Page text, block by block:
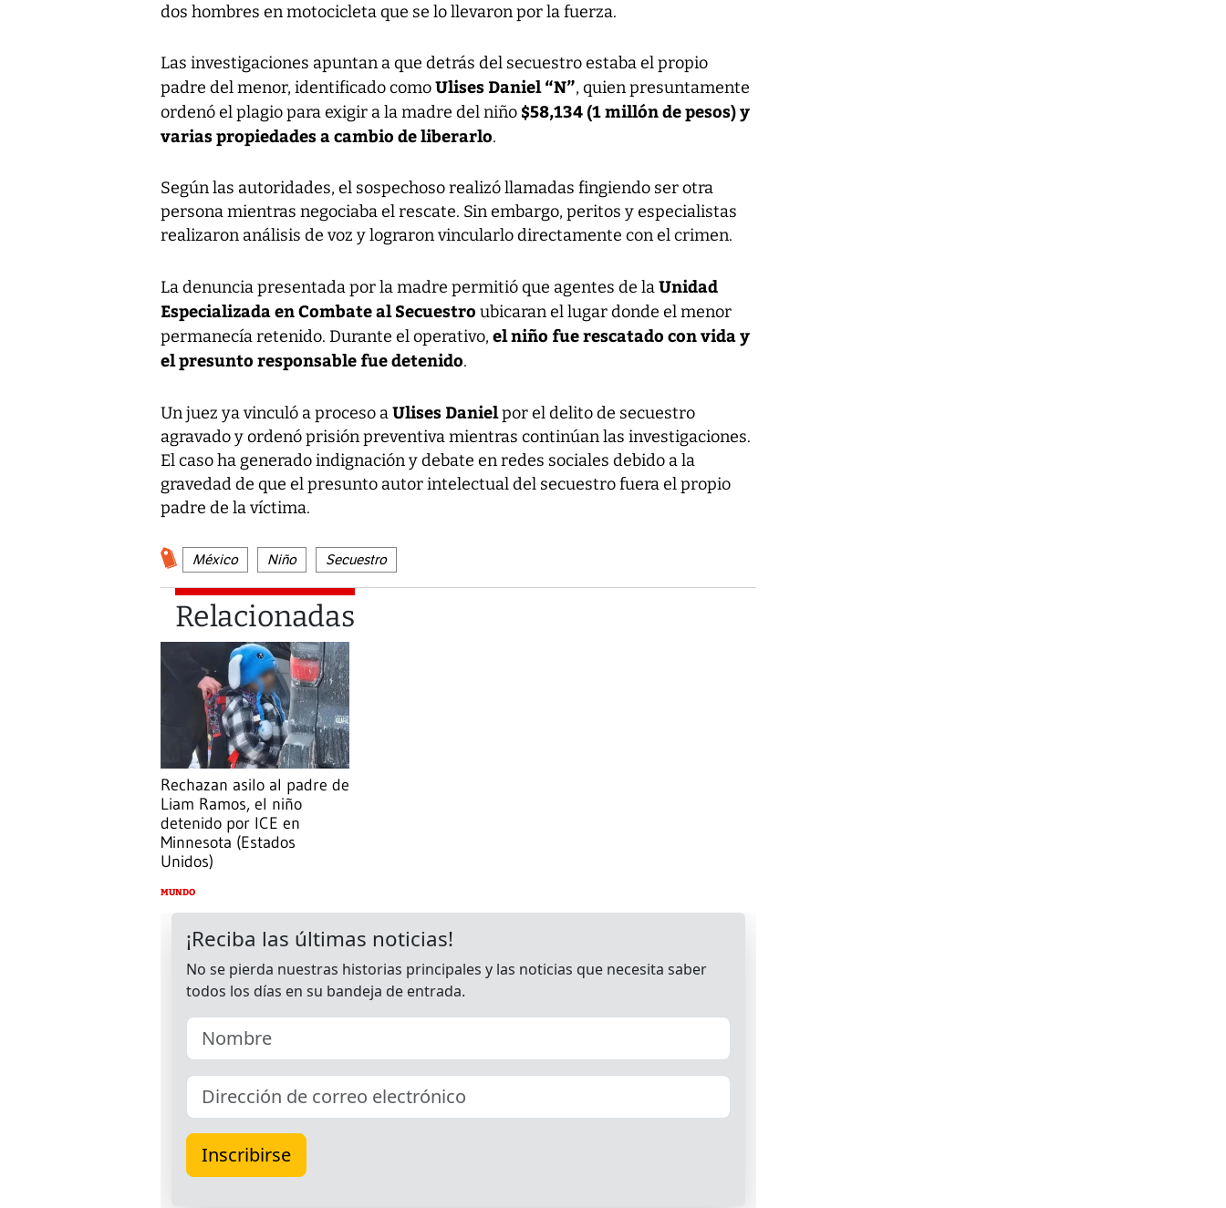
dos hombres en motocicleta que se lo llevaron por la fuerza.
Las investigaciones apuntan a que detrás del secuestro estaba el propio
padre del menor, identificado comoUlises Daniel “N”, quien presuntamente
ordenó el plagio para exigir a la madre del niño $58,134 (1 millón de pesos) y
varias propiedades a cambio de liberarlo.
Según las autoridades, el sospechoso realizó llamadas fingiendo ser otra
persona mientras negociaba el rescate. Sin embargo, peritos y especialistas
realizaron análisis de voz y lograron vincularlo directamente con el crimen.
La denuncia presentada por la madre permitió que agentes de laUnidad
Especializada en Combate al Secuestro ubicaran el lugar donde el menor
permanecía retenido. Durante el operativo, el niño fue rescatado con vida y
el presunto responsable fue detenido.
Un juez ya vinculó a proceso aUlises Danielpor el delito de secuestro
agravado y ordenó prisión preventiva mientras continúan las investigaciones.
El caso ha generado indignación y debate en redes sociales debido a la
gravedad de que el presunto autor intelectual del secuestro fuera el propio
padre de la víctima.
México Niño Secuestro
Relacionadas
Rechazan asilo al padre de
Liam Ramos, el niño
detenido por ICE en
Minnesota (Estados
Unidos)
MUNDO